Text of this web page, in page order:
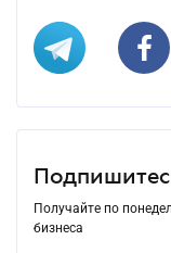
Получайте по
бизнеса